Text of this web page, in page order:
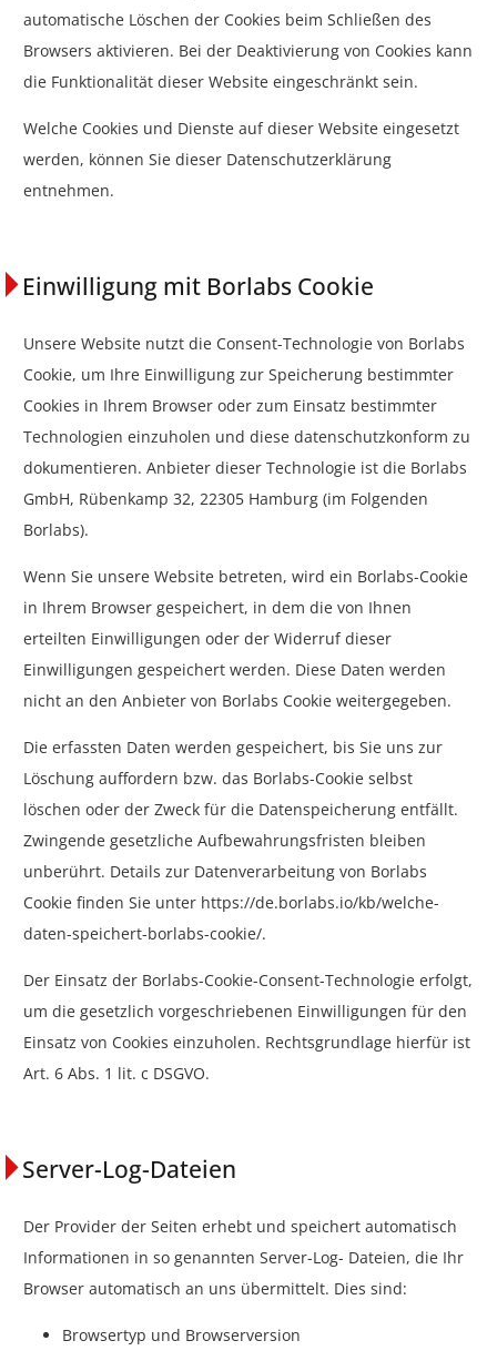
automatische Löschen der Cookies beim Schließen des
Browsers aktivieren. Bei der Deaktivierung von Cookies kann
die Funktionalität dieser Website eingeschränkt sein.
Welche Cookies und Dienste auf dieser Website eingesetzt
werden, können Sie dieser Datenschutzerklärung
entnehmen.
Einwilligung mit Borlabs Cookie
Unsere Website nutzt die Consent-Technologie von Borlabs
Cookie, um Ihre Einwilligung zur Speicherung bestimmter
Cookies in Ihrem Browser oder zum Einsatz bestimmter
Technologien einzuholen und diese datenschutzkonform zu
dokumentieren. Anbieter dieser Technologie ist die Borlabs
GmbH, Rübenkamp 32, 22305 Hamburg (im Folgenden
Borlabs).
Wenn Sie unsere Website betreten, wird ein Borlabs-Cookie
in Ihrem Browser gespeichert, in dem die von Ihnen
erteilten Einwilligungen oder der Widerruf dieser
Einwilligungen gespeichert werden. Diese Daten werden
nicht an den Anbieter von Borlabs Cookie weitergegeben.
Die erfassten Daten werden gespeichert, bis Sie uns zur
Löschung auffordern bzw. das Borlabs-Cookie selbst
löschen oder der Zweck für die Datenspeicherung entfällt.
Zwingende gesetzliche Aufbewahrungsfristen bleiben
unberührt. Details zur Datenverarbeitung von Borlabs
Cookie finden Sie unter https://de.borlabs.io/kb/welche-
daten-speichert-borlabs-cookie/.
Der Einsatz der Borlabs-Cookie-Consent-Technologie erfolgt,
um die gesetzlich vorgeschriebenen Einwilligungen für den
Einsatz von Cookies einzuholen. Rechtsgrundlage hierfür ist
Art. 6 Abs. 1 lit. c DSGVO.
Server-Log-Dateien
Der Provider der Seiten erhebt und speichert automatisch
Informationen in so genannten Server-Log- Dateien, die Ihr
Browser automatisch an uns übermittelt. Dies sind:
Browsertyp und Browserversion